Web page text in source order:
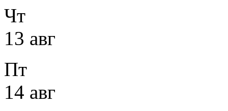
Чт
13 авг
Пт
14 авг